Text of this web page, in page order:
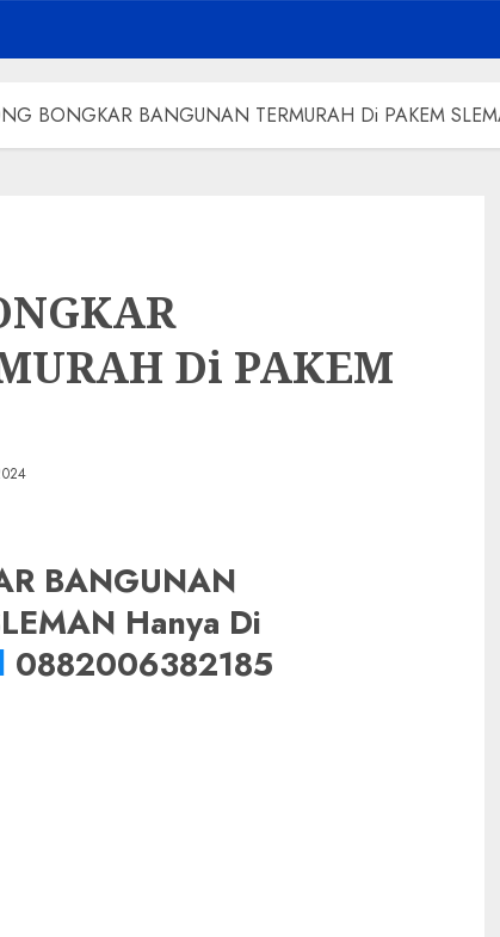
BONGKAR BANGUNAN TERMURAH Di PAKEM
Di PAKEM
BANGUNAN
Hanya Di
0882006382185